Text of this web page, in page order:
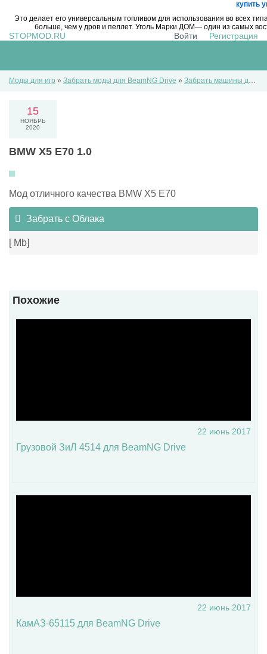
купить
Это делает его универсальным топливом для использования во всех
больше, чем у дров и пеллет. Уголь Марки ДОМ— один из самых
STOPMOD.RU Войти Регистрация
Моды для игр » Забрать моды для BeamNG Drive » Забрать машины для BeamNG Drive
15
НОЯБРЬ
2020
BMW X5 E70 1.0
Мод отличного качества BMW X5 E70
Забрать с Облака
[ Mb]
Похожие
22 июнь 2017
Грузовой ЗиЛ 4514 для BeamNG Drive
22 июнь 2017
КамАЗ-65115 для BeamNG Drive